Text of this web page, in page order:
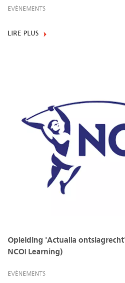
EVÈNEMENTS
LIRE PLUS
Opleiding 'Actualia
NCOI Learning)
EVÈNEMENTS